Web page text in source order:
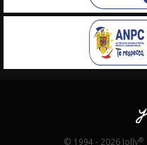
© 1994 - 2026 Jolly®